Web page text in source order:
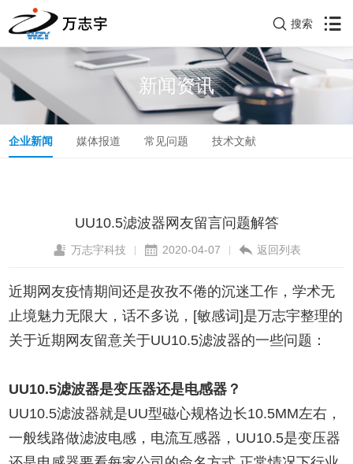
搜索
新闻资讯
企业新闻 媒体报道 常见问题 技术文献
UU10.5滤波器网友留言问题解答
万志宇科技 | 2020-04-07 | 返回列表
近期网友疫情期间还是孜孜不倦的沉迷工作，学术无
止境魅力无限大，话不多说，[敏感词]是万志宇整理的
关于近期网友留意关于UU10.5滤波器的一些问题：
UU10.5滤波器是变压器还是电感器？
UU10.5滤波器就是UU型磁心规格边长10.5MM左右，
一般线路做滤波电感，电流互感器，UU10.5是变压器